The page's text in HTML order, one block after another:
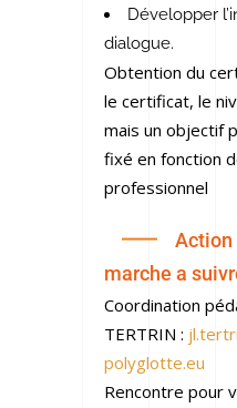
Développer
dialogue.
Obtention du
le certificat, le
mais un objectif
fixé en fonction
professionnel
Action
marche a
Coordination
TERTRIN :
polyglotte.eu
Rencontre pour